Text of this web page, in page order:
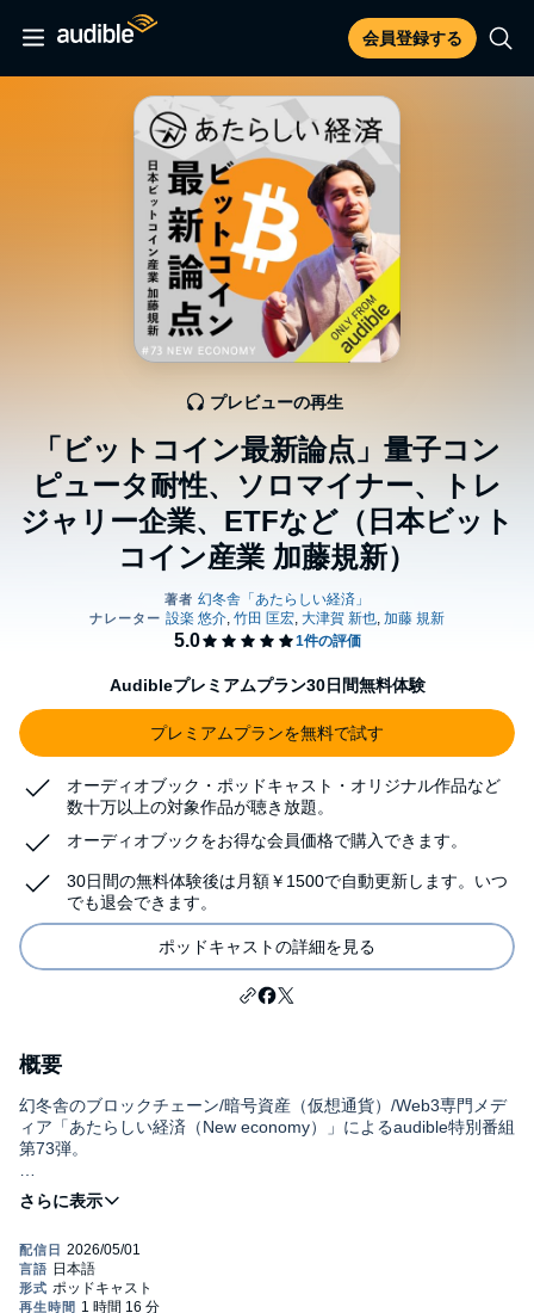
会員登録する
「ビットコイン最新論点」量子コン
ピュータ耐性、ソロマイナー、トレ
ジャリー企業、ETFなど（日本ビット
コイン産業 加藤規新）
プレビューの再生
Audibleプレミアムプラン30日間無料体験
プレミアムプランを無料で試す
オーディオブック・ポッドキャスト・オリジナル作品など
数十万以上の対象作品が聴き放題。
オーディオブックをお得な会員価格で購入できます。
30日間の無料体験後は月額￥1500で自動更新します。いつ
でも退会できます。
ポッドキャストの詳細を見る
概要
幻冬舎のブロックチェーン/暗号資産（仮想通貨）/Web3専門メデ
ィア「あたらしい経済（New economy）」によるaudible特別番組
第73弾。
今回は、日本ビットコイン産業株式会社の取締役である加藤規新
氏にご出演いただきました。加藤氏に、サトシの正体に関する報
策、ビットコインにおける暗号資産トレジャリー（DAT）企業
DATやETF、市場の動きなど、最近話題になったビットコイン関
連のホットトピックについて語っていただきました。